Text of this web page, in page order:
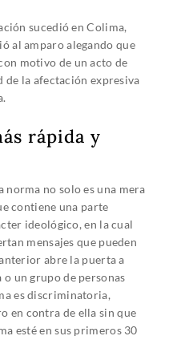
sucedió en Colima,
al amparo alegando que
motivo de un acto de
la afectación expresiva
rápida y
norma no solo es una mera
contiene una parte
ideológico, en la cual
mensajes que pueden
abre la puerta a
o un grupo de personas
es discriminatoria,
en contra de ella sin que
esté en sus primeros 30